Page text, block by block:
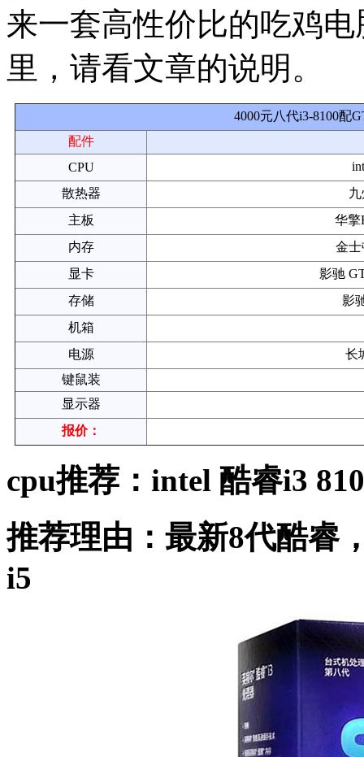
来一套高性价比的吃鸡
里，请看文章的说明。
4000元八代i3-8100配
配件
CPU
散热器
主板
华擎
内存
金士
显卡
影驰
存储
影
机箱
电源
长
键鼠装
显示器
报价：
cpu推荐：intel 酷睿i3
推荐理由：最新8代酷睿
i5